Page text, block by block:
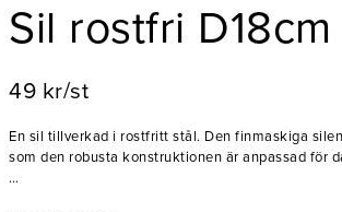
Sil rostfri D18cm
49 kr/st
En sil tillverkad i rostfritt stål. Den finmaskiga
som den robusta konstruktionen är anpassad för